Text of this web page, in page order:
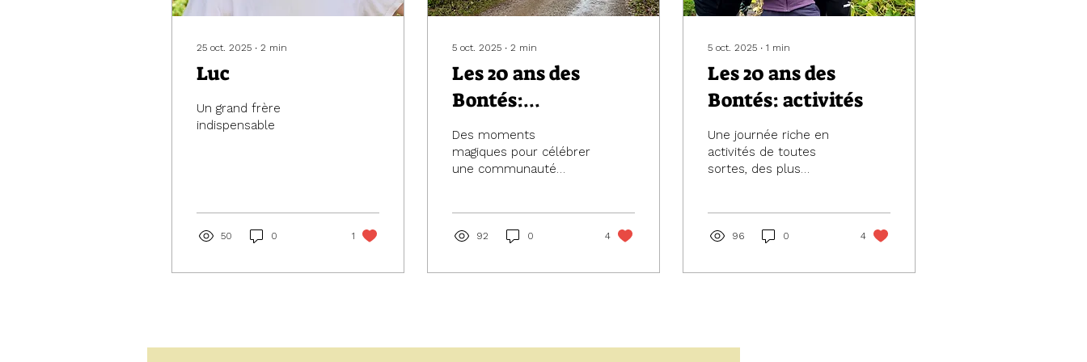
25 oct. 2025 ∙ 2 min
Luc
Un grand frère
indispensable
50 0 1
5 oct. 2025 ∙ 2 min
Les 20 ans des
Bontés:
célébrations
Des moments
magiques pour célébrer
une communauté
92 0 4
5 oct. 2025 ∙ 1 min
Les 20 ans des
Bontés: activités
Une journée riche en
activités de toutes
sortes, des plus
96 0 4